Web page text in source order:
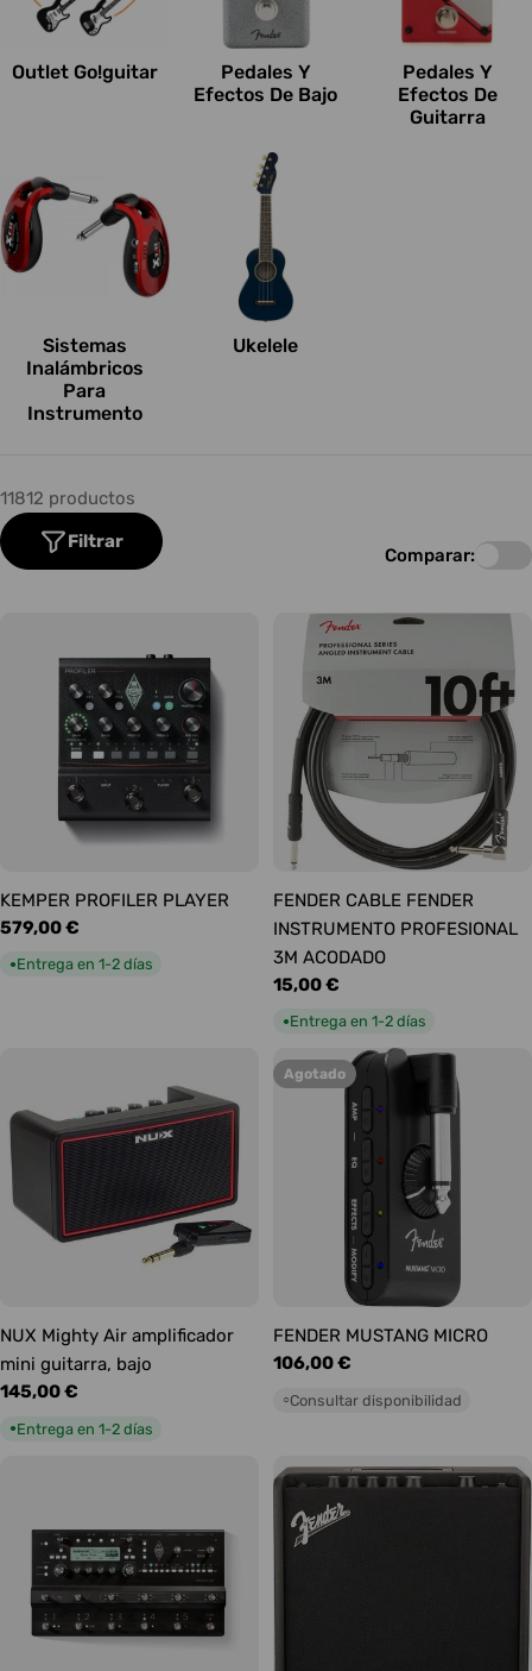
Outlet Go!guitar
Pedales Y
Efectos De Bajo
Pedales Y
Efectos De
Guitarra
Sistemas
Inalámbricos
Para
Instrumento
Ukelele
11812 productos
Filtrar
Comparar:
KEMPER PROFILER PLAYER
Precio
habitual
579,00 €
●Entrega en 1-2 días
FENDER CABLE FENDER
INSTRUMENTO PROFESIONAL
3M ACODADO
Precio
habitual
15,00 €
●Entrega en 1-2 días
NUX Mighty Air amplificador
mini guitarra, bajo
Precio
145,00 €
●Entrega en 1-2 días
Agotado
FENDER MUSTANG MICRO
Precio
106,00 €
○Consultar disponibilidad